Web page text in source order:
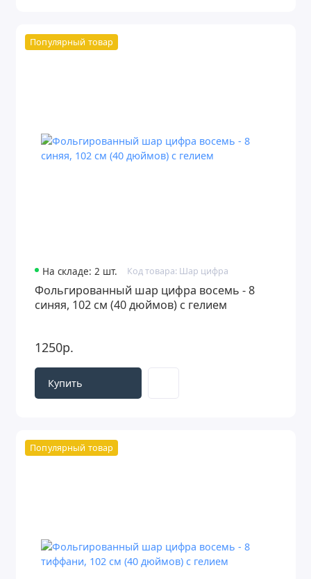
Популярный товар
На складе: 2 шт. Код товара: Шар цифра
Фольгированный шар цифра восемь - 8
синяя, 102 см (40 дюймов) с гелием
1250р.
Купить
Популярный товар